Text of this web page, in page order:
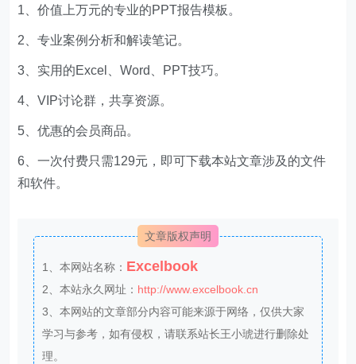
1、价值上万元的专业的PPT报告模板。
2、专业案例分析和解读笔记。
3、实用的Excel、Word、PPT技巧。
4、VIP讨论群，共享资源。
5、优惠的会员商品。
6、一次付费只需129元，即可下载本站文章涉及的文件
和软件。
文章版权声明
1、本网站名称： Excelbook
2、本站永久网址： http://www.excelbook.cn
3、本网站的文章部分内容可能来源于网络，仅供大家
学习与参考，如有侵权，请联系站长王小琥进行删除处
理。